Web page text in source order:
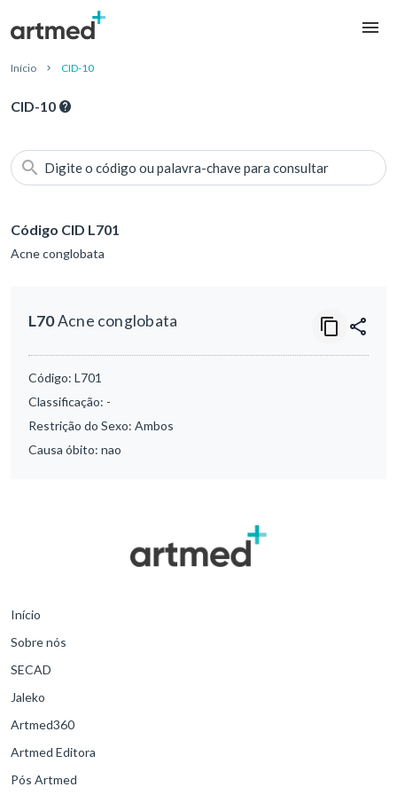
Início CID-10
CID-10
Digite o código ou palavra-chave para consultar
Código CID L701
Acne conglobata
L70Acne conglobata
Código: L701
Classificação: -
Restrição do Sexo: Ambos
Causa óbito: nao
Início
Sobre nós
SECAD
Jaleko
Artmed360
Artmed Editora
Pós Artmed